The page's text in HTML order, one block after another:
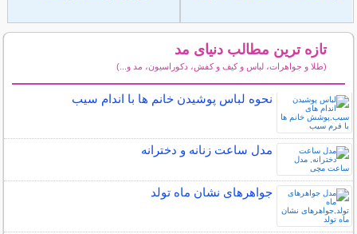
تازه ترین مطالب دنیای مد
(طلا و جواهرات، لباس و کیف و کفش، دکوراسیون، مد و...)
نحوه لباس پوشیدن خانم ها با اندام سیب
مدل ساعت زنانه و دخترانه
جواهرهای نشان ماه تولد